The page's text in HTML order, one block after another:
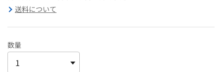
送料について
数量